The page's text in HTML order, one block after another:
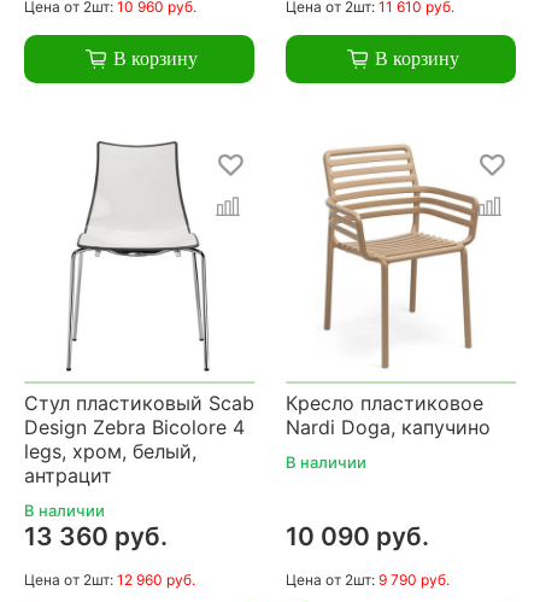
Цена от 2шт: 10 960 руб.
В корзину
Цена от 2шт: 11 610 руб.
В корзину
Стул пластиковый Scab
Design Zebra Bicolore 4
legs, хром, белый,
антрацит
В наличии
13 360 руб.
Цена от 2шт: 12 960 руб.
Кресло пластиковое
Nardi Doga, капучино
В наличии
10 090 руб.
Цена от 2шт: 9 790 руб.